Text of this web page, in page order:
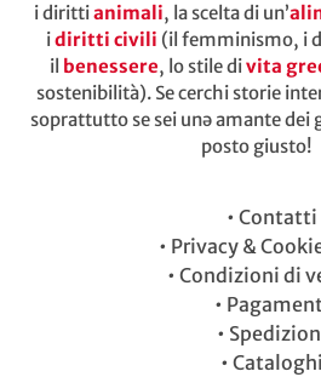
i dirittianimali, la scelta di un’
idiritti civili (il femminismo, i
il benessere, lo stile divita
sostenibilità). Se cerchi storie
soprattutto se sei unə amante dei
posto giusto!
• Contatti
• Privacy &
• Condizioni di
•
•
• Cataloghi